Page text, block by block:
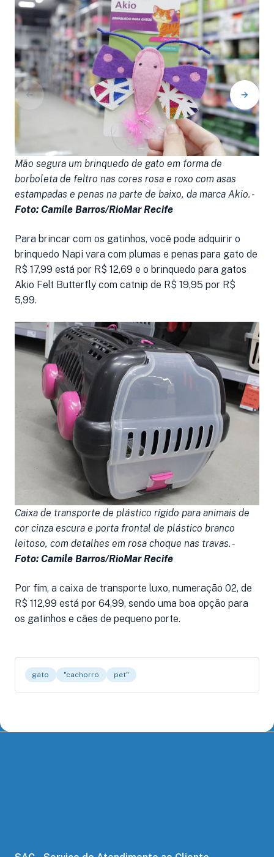
Mão segura um brinquedo de gato em forma de
borboleta de feltro nas cores rosa e roxo com asas
estampadas e penas na parte de baixo, da marca Akio. -
Foto: Camile Barros/RioMar Recife
Para brincar com os gatinhos, você pode adquirir o
brinquedo Napi vara com plumas e penas para gato de
R$ 17,99 está por R$ 12,69 e o brinquedo para gatos
Akio Felt Butterfly com catnip de R$ 19,95 por R$
5,99.
Caixa de transporte de plástico rígido para animais de
cor cinza escura e porta frontal de plástico branco
leitoso, com detalhes em rosa choque nas travas. -
Foto: Camile Barros/RioMar Recife
Por fim, a caixa de transporte luxo, numeração 02, de
R$ 112,99 está por 64,99, sendo uma boa opção para
os gatinhos e cães de pequeno porte.
gato "cachorro pet"